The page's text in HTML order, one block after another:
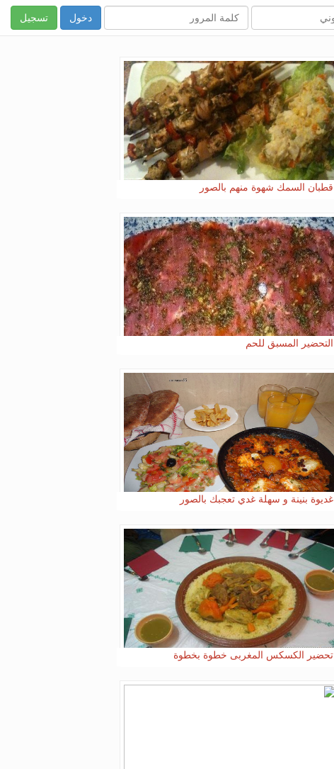
تسجيل
قطبان السمك شهوة منهم بالصور
التحضير المسبق للحم
غديوة بنينة و سهلة غدي تعجبك بالصور
تحضير الكسكس المغربى خطوة بخطوة